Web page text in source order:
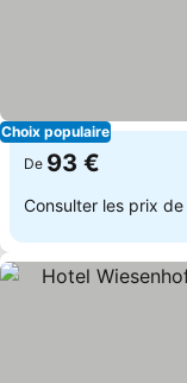
Choix populaire
De 93 €
Consulter les prix de